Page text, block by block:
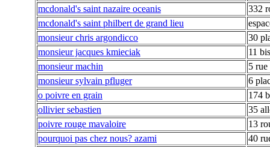
mcdonald's saint nazaire oceanis
332
mcdonald's saint philbert de grand lieu
monsieur chris argondicco
30
monsieur jacques kmieciak
11
monsieur machin
5 rue
monsieur sylvain pfluger
6
o poivre en grain
174
ollivier sebastien
35
poivre rouge mavaloire
13
pourquoi pas chez nous? azami
40